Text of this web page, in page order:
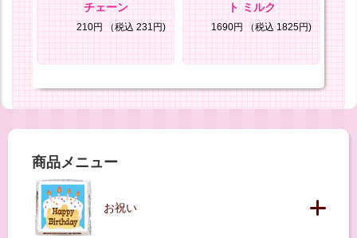
チェーン
210円 （税込 231円)
ト ミルク
1690円 （税込 1825円)
商品メニュー
お祝い